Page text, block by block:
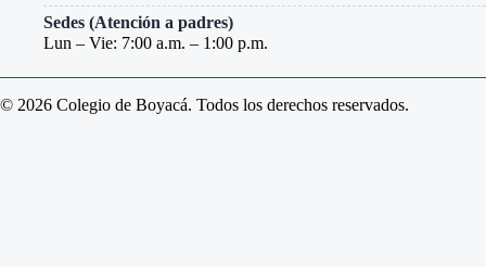
Sedes (Atención a padres)
Lun – Vie: 7:00 a.m. – 1:00 p.m.
© 2026 Colegio de Boyacá. Todos los derechos reservados.